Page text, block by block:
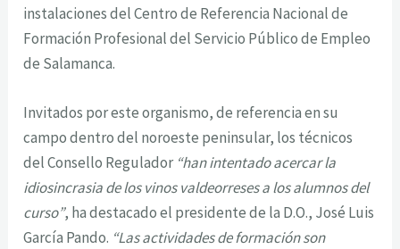
instalaciones del Centro de Referencia Nacional de
Formación Profesional del Servicio Público de Empleo
de Salamanca.
Invitados por este organismo, de referencia en su
campo dentro del noroeste peninsular, los técnicos
del Consello Regulador“han intentado acercar la
idiosincrasia de los vinos valdeorreses a los alumnos del
curso”, ha destacado el presidente de la D.O., José Luis
García Pando. “Las actividades de formación son